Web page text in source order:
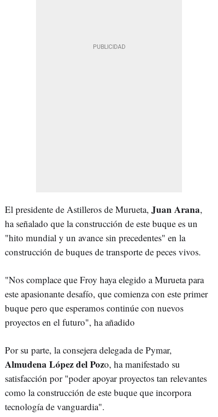
El presidente de Astilleros de Murueta, Juan Arana,
ha señalado que la construcción de este buque es un
"hito mundial y un avance sin precedentes" en la
construcción de buques de transporte de peces vivos.
"Nos complace que Froy haya elegido a Murueta para
este apasionante desafío, que comienza con este primer
buque pero que esperamos continúe con nuevos
proyectos en el futuro", ha añadido
Por su parte, la consejera delegada de Pymar,
Almudena López del Pozo, ha manifestado su
satisfacción por "poder apoyar proyectos tan relevantes
como la construcción de este buque que incorpora
tecnología de vanguardia".